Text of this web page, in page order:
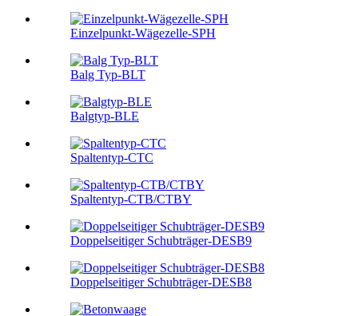
Einzelpunkt-Wägezelle-SPH
Balg Typ-BLT
Balgtyp-BLE
Spaltentyp-CTC
Spaltentyp-CTB/CTBY
Doppelseitiger Schubträger-DESB9
Doppelseitiger Schubträger-DESB8